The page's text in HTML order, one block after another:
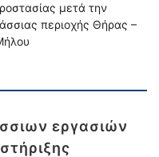
μετά την
περιοχής Θήρας –
εργασιών